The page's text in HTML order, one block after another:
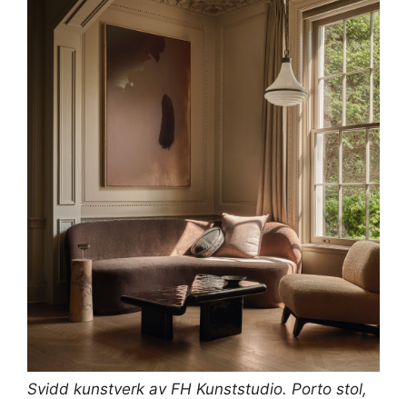
Svidd kunstverk av FH Kunststudio. Porto stol,